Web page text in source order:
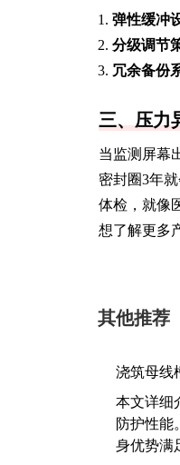
弹性缓冲
分级调节
冗余备份
三、压力
当监测屏幕
密封圈3年
体检，就像
想了解更多
其他推荐
浇筑母线
本文详细
防护性能
身优势满